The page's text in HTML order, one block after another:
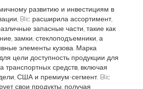
развитию и инвестициям в
Blic расширила ассортимент,
запасные части, такие как
замки, стеклоподъемники, а
элементы кузова. Марка
цели доступность продукции для
транспортных средств, включая
США и премиум-сегмент. Blic
свои продукты, получая